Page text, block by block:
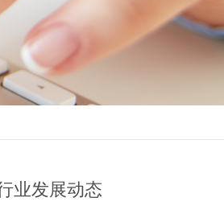
业发展动态